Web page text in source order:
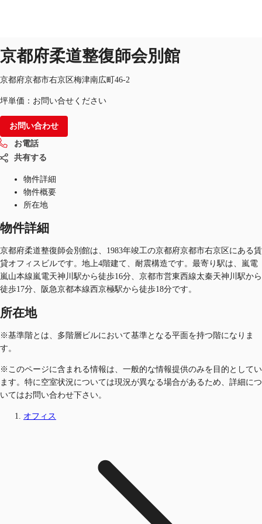
オフィス・事務所
倉庫・物流センター
地図検索
記事
仲介会社様はこちらへ
お気に入り
JP
京都府柔道整復師会別館
京都府京都市右京区梅津南広町46-2
坪単価：お問い合せください
お問い合わせ
お電話
共有する
物件詳細
物件概要
所在地
物件詳細
京都府柔道整復師会別館は、1983年竣工の京都府京都市右京区にある賃
貸オフィスビルです。地上4階建て、耐震構造です。最寄り駅は、嵐電
嵐山本線嵐電天神川駅から徒歩16分、京都市営東西線太秦天神川駅から
徒歩17分、阪急京都本線西京極駅から徒歩18分です。
所在地
※基準階とは、多階層ビルにおいて基準となる平面を持つ階になりま
す。
※このページに含まれる情報は、一般的な情報提供のみを目的としてい
ます。特に空室状況については現況が異なる場合があるため、詳細につ
いてはお問い合わせ下さい。
オフィス